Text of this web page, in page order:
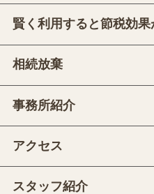
賢く利用すると節税効
相続放棄
事務所紹介
アクセス
スタッフ紹介